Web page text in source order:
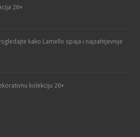
26+
kako Lamello spaja i najzahtjevnije
kolekciju 26+